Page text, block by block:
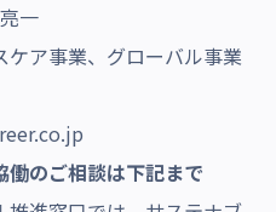
一
ア事業、グローバル事業
のご相談は下記まで